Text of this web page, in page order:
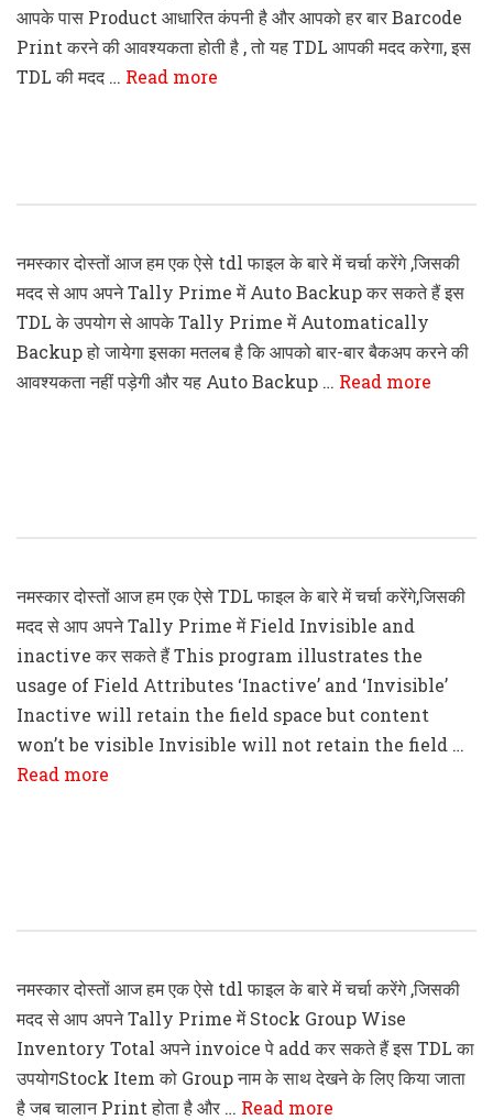
आपके पास Product आधारित कंपनी है और आपको हर बार Barcode
Print करने की आवश्यकता होती है , तो यह TDL आपकी मदद करेगा, इस
TDL की मदद … Read more
नमस्कार दोस्तों आज हम एक ऐसे tdl फाइल के बारे में चर्चा करेंगे ,जिसकी
मदद से आप अपने Tally Prime में Auto Backup कर सकते हैं इस
TDL के उपयोग से आपके Tally Prime में Automatically
Backup हो जायेगा इसका मतलब है कि आपको बार-बार बैकअप करने की
आवश्यकता नहीं पड़ेगी और यह Auto Backup … Read more
नमस्कार दोस्तों आज हम एक ऐसे TDL फाइल के बारे में चर्चा करेंगे,जिसकी
मदद से आप अपने Tally Prime में Field Invisible and
inactive कर सकते हैं This program illustrates the
usage of Field Attributes ‘Inactive’ and ‘Invisible’
Inactive will retain the field space but content
won’t be visible Invisible will not retain the field …
Read more
नमस्कार दोस्तों आज हम एक ऐसे tdl फाइल के बारे में चर्चा करेंगे ,जिसकी
मदद से आप अपने Tally Prime में Stock Group Wise
Inventory Total अपने invoice पे add कर सकते हैं इस TDL का
उपयोगStock Item को Group नाम के साथ देखने के लिए किया जाता
है जब चालान Print होता है और … Read more